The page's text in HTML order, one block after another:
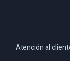
Atención al